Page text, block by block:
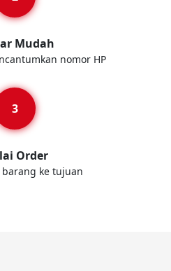
Mudah
nomor HP
Order
ke tujuan